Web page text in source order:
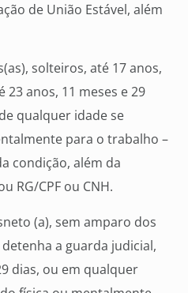
de União Estável, além
solteiros, até 17 anos,
23 anos, 11 meses e 29
qualquer idade se
para o trabalho –
condição, além da
RG/CPF ou CNH.
(a), sem amparo dos
a guarda judicial,
dias, ou em qualquer